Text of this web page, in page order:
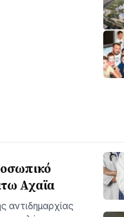
Αχαϊα
αντιδημαρχίας